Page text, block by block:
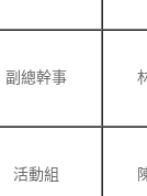
副總幹事
活動組